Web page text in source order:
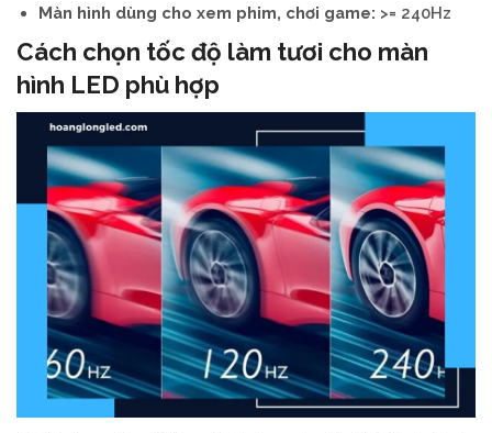
Màn hình dùng cho xem phim, chơi game: >= 240Hz
Cách chọn tốc độ làm tươi cho màn
hình LED phù hợp